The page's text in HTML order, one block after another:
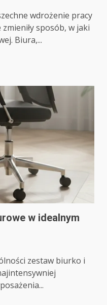
wdrożenie pracy
sposób, w jaki
Biura,...
w idealnym
zestaw biurko i